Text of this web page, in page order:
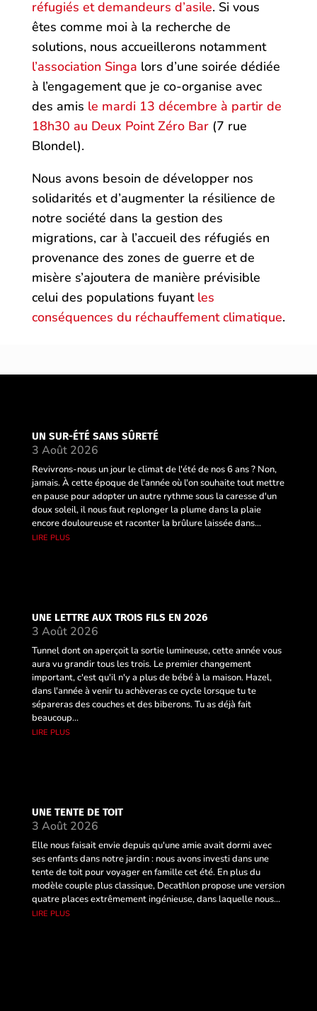
réfugiés et demandeurs d’asile. Si vous
êtes comme moi à la recherche de
solutions, nous accueillerons notamment
l’association Singa lors d’une soirée dédiée
à l’engagement que je co-organise avec
des amis le mardi 13 décembre à partir de
18h30 au Deux Point Zéro Bar(7 rue
Blondel).
Nous avons besoin de développer nos
solidarités et d’augmenter la résilience de
notre société dans la gestion des
migrations, car à l’accueil des réfugiés en
provenance des zones de guerre et de
misère s’ajoutera de manière prévisible
celui des populations fuyant les
conséquences du réchauffement climatique.
UN SUR-ÉTÉ SANS SÛRETÉ
3 Août 2026
Revivrons-nous un jour le climat de l'été de nos 6 ans ? Non,
jamais. À cette époque de l'année où l'on souhaite tout mettre
en pause pour adopter un autre rythme sous la caresse d'un
doux soleil, il nous faut replonger la plume dans la plaie
encore douloureuse et raconter la brûlure laissée dans...
lire plus
UNE LETTRE AUX TROIS FILS EN 2026
3 Août 2026
Tunnel dont on aperçoit la sortie lumineuse, cette année vous
aura vu grandir tous les trois. Le premier changement
important, c'est qu'il n'y a plus de bébé à la maison. Hazel,
dans l'année à venir tu achèveras ce cycle lorsque tu te
sépareras des couches et des biberons. Tu as déjà fait
beaucoup...
lire plus
UNE TENTE DE TOIT
3 Août 2026
Elle nous faisait envie depuis qu'une amie avait dormi avec
ses enfants dans notre jardin : nous avons investi dans une
tente de toit pour voyager en famille cet été. En plus du
modèle couple plus classique, Decathlon propose une version
quatre places extrêmement ingénieuse, dans laquelle nous...
lire plus